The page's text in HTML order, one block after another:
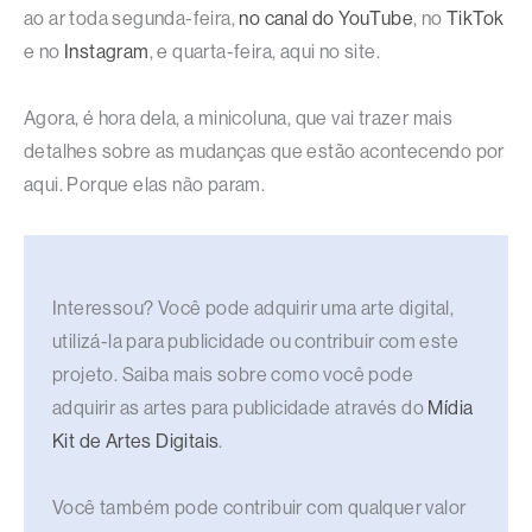
ao ar toda segunda-feira, no canal do YouTube, noTikTok
e no Instagram, e quarta-feira, aqui no site.
Agora, é hora dela, a minicoluna, que vai trazer mais
detalhes sobre as mudanças que estão acontecendo por
aqui. Porque elas não param.
Interessou? Você pode adquirir uma arte digital,
utilizá-la para publicidade ou contribuir com este
projeto. Saiba mais sobre como você pode
adquirir as artes para publicidade através do Mídia
Kit de Artes Digitais.
Você também pode contribuir com qualquer valor